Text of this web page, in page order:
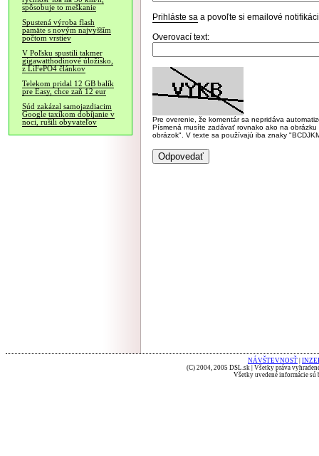
spôsobuje to meškanie
Spustená výroba flash
pamäte s novým najvyšším
počtom vrstiev
V Poľsku spustili takmer
gigawatthodinové úložisko,
z LiFePO4 článkov
Telekom pridal 12 GB balík
pre Easy, chce zaň 12 eur
Súd zakázal samojazdiacim
Google taxíkom dobíjanie v
noci, rušili obyvateľov
Prihláste sa a povoľte si emailové
Overovací text:
Pre overenie, že komentár sa nepridáva
Písmená musíte zadávať rovnako ako na
obrázok". V texte sa používajú iba znaky
NÁVŠTEVNOSŤ
(C) 2004, 2005 DSL.sk | Všetky práva
Všetky uvedené informácie sú